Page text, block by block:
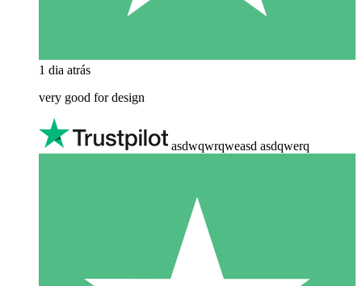
1 dia atrás
very good for design
asdwqwrqweasd asdqwerq